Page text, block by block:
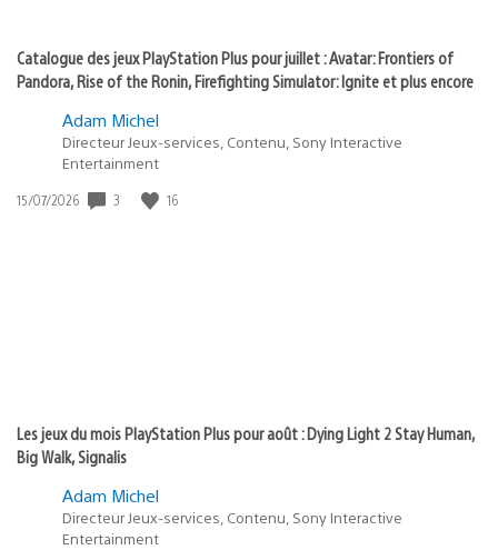
Catalogue des jeux PlayStation Plus pour juillet : Avatar: Frontiers of
Pandora, Rise of the Ronin, Firefighting Simulator: Ignite et plus encore
Adam Michel
Directeur Jeux-services, Contenu, Sony Interactive
Entertainment
Date
15/07/2026 3 16
Les jeux du mois PlayStation Plus pour août : Dying Light 2 Stay Human,
Big Walk, Signalis
Adam Michel
Directeur Jeux-services, Contenu, Sony Interactive
Entertainment